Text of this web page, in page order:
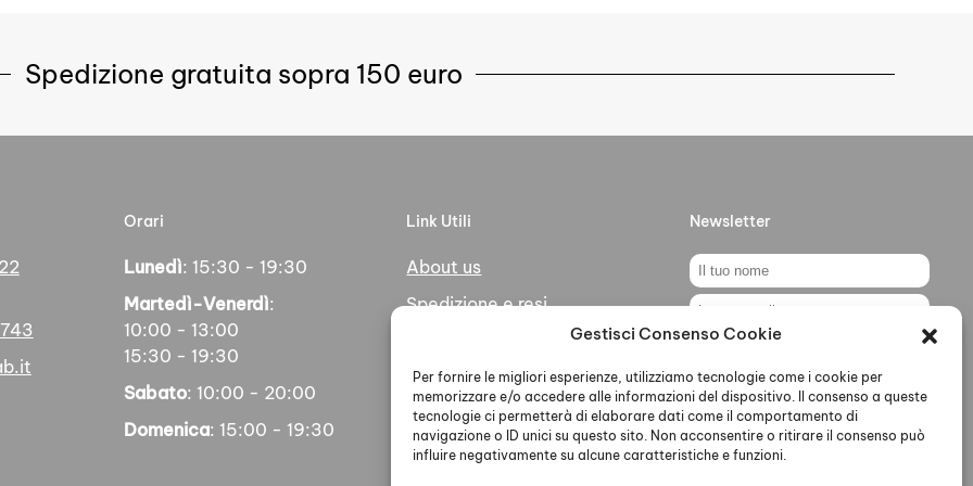
Gestisci Consenso Cookie
Per fornire le migliori esperienze, utilizziamo tecnologie come i cookie per
memorizzare e/o accedere alle informazioni del dispositivo. Il consenso a queste
tecnologie ci permetterà di elaborare dati come il comportamento di
navigazione o ID unici su questo sito. Non acconsentire o ritirare il consenso può
influire negativamente su alcune caratteristiche e funzioni.
Spedizione gratuita sopra 150 euro
Orari
Lunedì: 15:30 - 19:30
Martedì-Venerdì:
10:00 - 13:00
15:30 - 19:30
Sabato: 10:00 - 20:00
Domenica: 15:00 - 19:30
Link Utili
About us
Spedizione e resi
Social
Newsletter
Ho letto accettato la Privacy
Policy